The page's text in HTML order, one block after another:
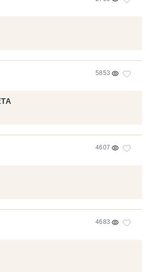
5853
4607
4683